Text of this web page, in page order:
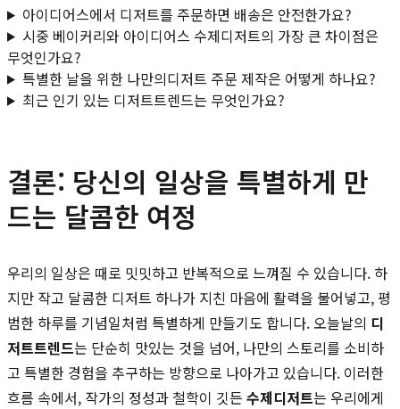
아이디어스에서 디저트를 주문하면 배송은 안전한가요?
시중 베이커리와 아이디어스 수제디저트의 가장 큰 차이점은
무엇인가요?
특별한 날을 위한 나만의디저트 주문 제작은 어떻게 하나요?
최근 인기 있는 디저트트렌드는 무엇인가요?
결론: 당신의 일상을 특별하게 만
드는 달콤한 여정
우리의 일상은 때로 밋밋하고 반복적으로 느껴질 수 있습니다. 하
지만 작고 달콤한 디저트 하나가 지친 마음에 활력을 불어넣고, 평
범한 하루를 기념일처럼 특별하게 만들기도 합니다. 오늘날의 디
저트트렌드는 단순히 맛있는 것을 넘어, 나만의 스토리를 소비하
고 특별한 경험을 추구하는 방향으로 나아가고 있습니다. 이러한
흐름 속에서, 작가의 정성과 철학이 깃든 수제디저트는 우리에게